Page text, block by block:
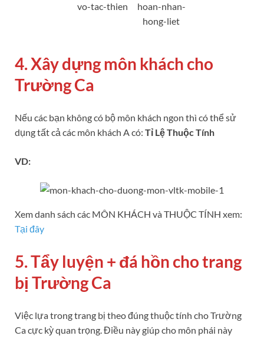
vo-tac-thien
hoan-nhan-
hong-liet
4. Xây dựng môn khách cho
Trường Ca
Nếu các bạn không có bộ môn khách ngon thì có thể sử
dụng tất cả các môn khách A có: Tỉ Lệ Thuộc Tính
VD:
Xem danh sách các MÔN KHÁCH và THUỘC TÍNH xem:
Tại đây
5. Tẩy luyện + đá hồn cho trang
bị Trường Ca
Việc lựa trong trang bị theo đúng thuộc tính cho Trường
Ca cực kỳ quan trọng. Điều này giúp cho môn phái này